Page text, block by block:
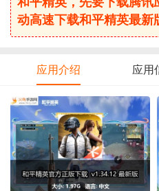
动高速下载和平精英最新
应用介绍 应用